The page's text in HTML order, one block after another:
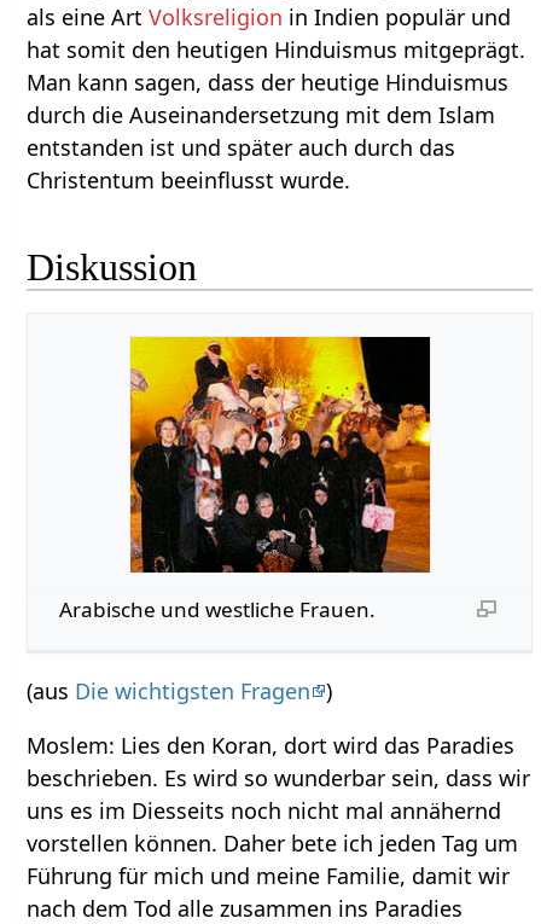
als eine ArtVolksreligion in Indien populär und
hat somit den heutigen Hinduismus mitgeprägt.
Man kann sagen, dass der heutige Hinduismus
durch die Auseinandersetzung mit dem Islam
entstanden ist und später auch durch das
Christentum beeinflusst wurde.
Diskussion
Arabische und westliche Frauen.
(aus Die wichtigsten Fragen )
Moslem: Lies den Koran, dort wird das Paradies
beschrieben. Es wird so wunderbar sein, dass wir
uns es im Diesseits noch nicht mal annähernd
vorstellen können. Daher bete ich jeden Tag um
Führung für mich und meine Familie, damit wir
nach dem Tod alle zusammen ins Paradies